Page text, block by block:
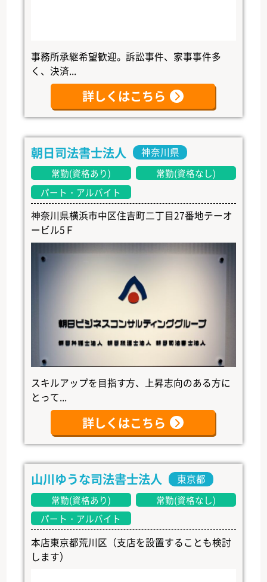
事務所承継希望歓迎。訴訟事件、家事事件多
く、決済...
詳しくはこちら
朝日司法書士法人 神奈川県
常勤(資格あり)
常勤(資格なし)
パート・アルバイト
神奈川県横浜市中区住吉町二丁目27番地テーオ
ービル5Ｆ
スキルアップを目指す方、上昇志向のある方に
とって...
詳しくはこちら
山川ゆうな司法書士法人 東京都
常勤(資格あり)
常勤(資格なし)
パート・アルバイト
本店東京都荒川区（支店を設置することも検討
します）